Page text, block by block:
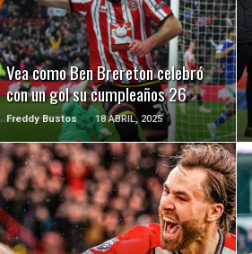
Vea como Ben Brereton celebró
con un gol su cumpleaños 26
Freddy Bustos 18 ABRIL, 2025
LEER MÁS
LEER MÁS